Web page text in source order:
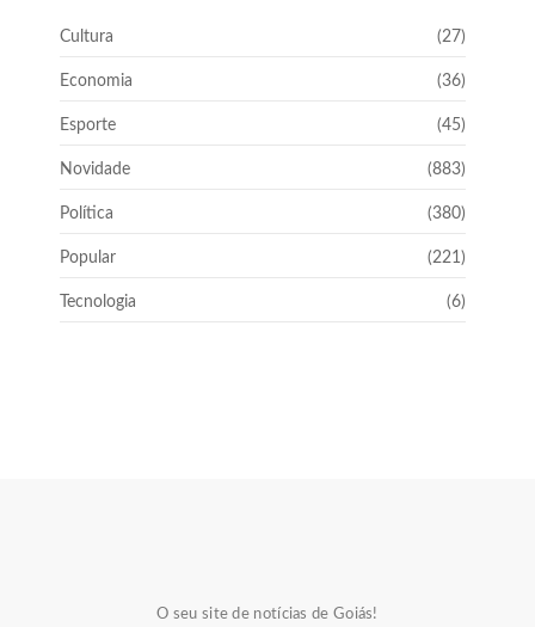
Cultura (27)
Economia (36)
Esporte (45)
Novidade (883)
Política (380)
Popular (221)
Tecnologia (6)
O seu site de notícias de Goiás!